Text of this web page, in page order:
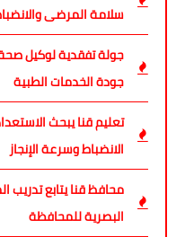
سلامة المرضى
جولة تفقدية لوكيل
جودة الخدمات الطبية
تعليم قنا يبحث
الانضباط وسرعة الإنجاز
محافظ قنا يتابع
البصرية للمحافظة